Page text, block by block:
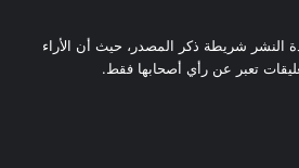
النشر شريطة ذكر المصدر، حيث أن الأراء
تعبر عن رأي أصحابها فقط.